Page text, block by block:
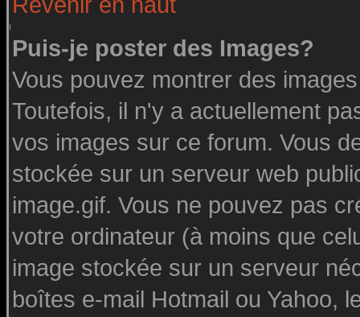
Puis-je poster des Images?
Vous pouvez montrer des
Toutefois, il n'y a actuellement
vos images sur ce forum. Vous
stockée sur un serveur web
image.gif. Vous ne pouvez pas
votre ordinateur (à moins que
image stockée sur un serveur
boîtes e-mail Hotmail ou Yahoo,